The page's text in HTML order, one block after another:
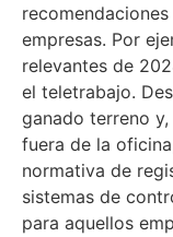
empresas. Por
relevantes de
el teletrabajo.
ganado terreno
fuera de la
normativa de
sistemas de
para aquellos